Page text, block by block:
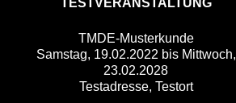
TESTVERANSTALTUNG
TMDE-Musterkunde
Samstag, 19.02.2022 bis Mittwoch,
23.02.2028
Testadresse, Testort